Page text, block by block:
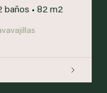
baños • 82 m2